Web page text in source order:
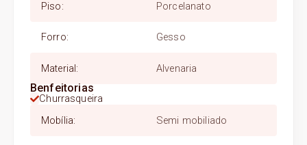
Piso: Porcelanato
Forro: Gesso
Material : Alvenaria
Benfeitorias
Churrasqueira
Mobília: Semi mobiliado